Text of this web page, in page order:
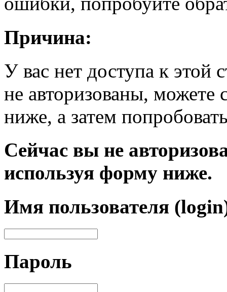
Причина:
У вас нет доступа к
не авторизованы, можете
ниже, а затем
Сейчас вы не
используя форму ниже.
Имя пользователя
Пароль